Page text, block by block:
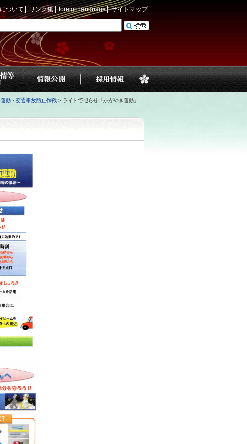
ついて リンク集 foreign language サイトマップ
動・交通事故防止作戦 > ライトで照らせ「かがやき運動」